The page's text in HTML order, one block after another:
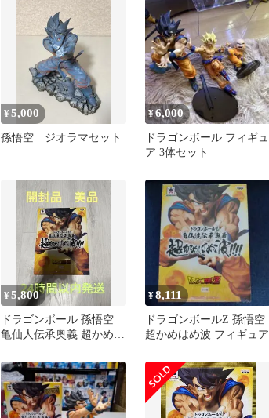
¥5,000
孫悟空 ジオラマセット
¥6,000
ドラゴンボール フィギュ
ア 3体セット
¥5,800
ドラゴンボール 孫悟空
亀仙人伝承奥義 超かめは
¥8,111
ドラゴンボールZ 孫悟空
超かめはめ波 フィギュア